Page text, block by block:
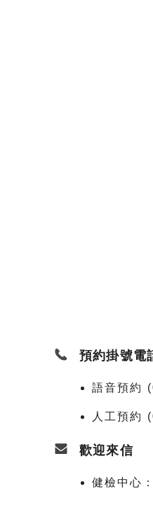
預約掛號電
語音預約
人工預約
歡迎來信
健檢中心：